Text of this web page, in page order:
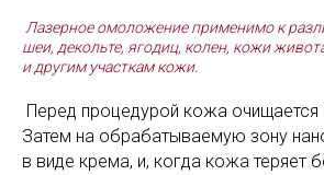
Лазерное омоложение применимо к
шеи, декольте, ягодиц, колен, кожи
и другим участкам кожи.
Перед процедурой кожа очищается
Затем на обрабатываемую зону
в виде крема, и, когда кожа теряет